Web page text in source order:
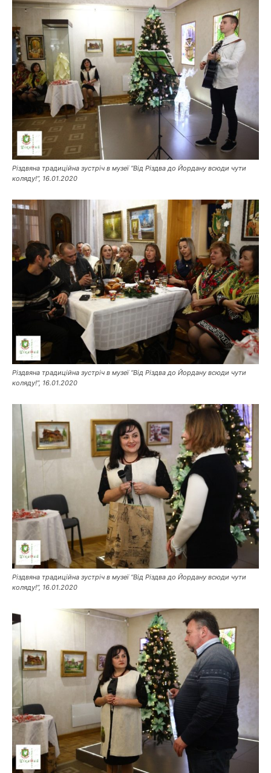
Різдвяна традиційна зустріч в музеї “Від Різдва до Йордану всюди чути
коляду!”, 16.01.2020
Різдвяна традиційна зустріч в музеї “Від Різдва до Йордану всюди чути
коляду!”, 16.01.2020
Різдвяна традиційна зустріч в музеї “Від Різдва до Йордану всюди чути
коляду!”, 16.01.2020